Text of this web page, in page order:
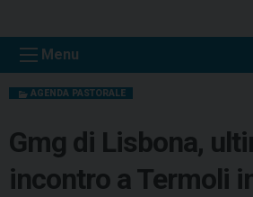
t
Menu
AGENDA PASTORALE
Gmg di Lisbona,
incontro a Termoli